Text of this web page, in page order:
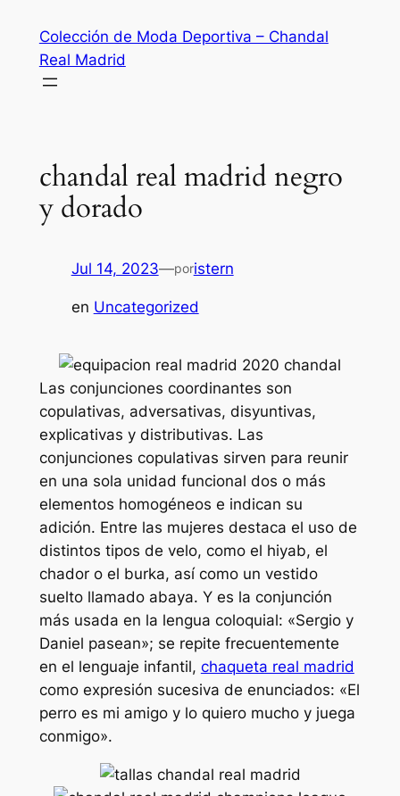
contenido
Colección de Moda Deportiva – Chandal
Real Madrid
chandal real madrid negro
y dorado
Jul 14, 2023—poristern
en Uncategorized
Las conjunciones coordinantes son
copulativas, adversativas, disyuntivas,
explicativas y distributivas. Las
conjunciones copulativas sirven para reunir
en una sola unidad funcional dos o más
elementos homogéneos e indican su
adición. Entre las mujeres destaca el uso de
distintos tipos de velo, como el hiyab, el
chador o el burka, así como un vestido
suelto llamado abaya. Y es la conjunción
más usada en la lengua coloquial: «Sergio y
Daniel pasean»; se repite frecuentemente
en el lenguaje infantil, chaqueta real madrid
como expresión sucesiva de enunciados: «El
perro es mi amigo y lo quiero mucho y juega
conmigo».